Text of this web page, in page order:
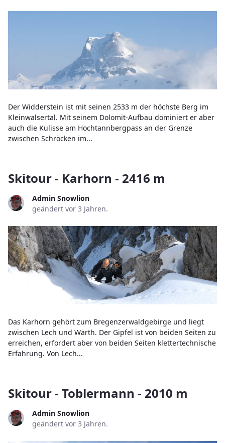
Der Widderstein ist mit seinen 2533 m der höchste Berg im
Kleinwalsertal. Mit seinem Dolomit-Aufbau dominiert er aber
auch die Kulisse am Hochtannbergpass an der Grenze
zwischen Schröcken im...
Skitour - Karhorn - 2416 m
Admin Snowlion
geändert vor 3 Jahren.
Das Karhorn gehört zum Bregenzerwaldgebirge und liegt
zwischen Lech und Warth. Der Gipfel ist von beiden Seiten zu
erreichen, erfordert aber von beiden Seiten klettertechnische
Erfahrung. Von Lech...
Skitour - Toblermann - 2010 m
Admin Snowlion
geändert vor 3 Jahren.